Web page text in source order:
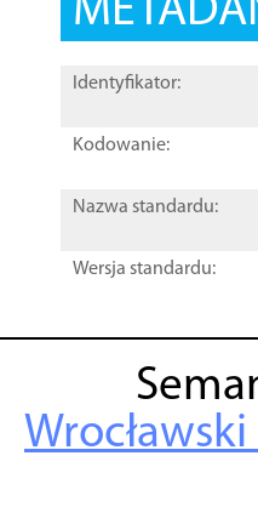
Identyfikator:
Kodowanie:
Nazwa standardu:
Wersja standardu: